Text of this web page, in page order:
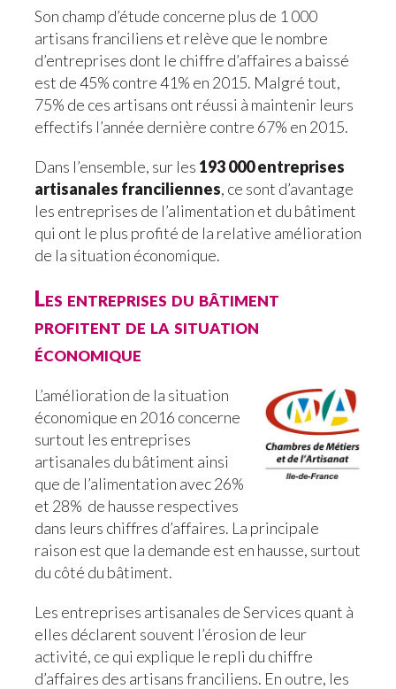
Son champ d’étude concerne plus de 1 000
artisans franciliens et relève que le nombre
d’entreprises dont le chiffre d’affaires a baissé
est de 45% contre 41% en 2015. Malgré tout,
75% de ces artisans ont réussi à maintenir leurs
effectifs l’année dernière contre 67% en 2015.
Dans l’ensemble, sur les 193 000 entreprises
artisanales franciliennes, ce sont d’avantage
les entreprises de l’alimentation et du bâtiment
qui ont le plus profité de la relative amélioration
de la situation économique.
Les entreprises du bâtiment
profitent de la situation
économique
L’amélioration de la situation
économique en 2016 concerne
surtout les entreprises
artisanales du bâtiment ainsi
que de l’alimentation avec 26%
et 28% de hausse respectives
dans leurs chiffres d’affaires. La principale
raison est que la demande est en hausse, surtout
du côté du bâtiment.
Les entreprises artisanales de Services quant à
elles déclarent souvent l’érosion de leur
activité, ce qui explique le repli du chiffre
d’affaires des artisans franciliens. En outre, les